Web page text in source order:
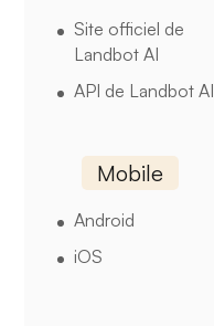
Site officiel de
Landbot AI
API de Landbot AI
Mobile
Android
iOS